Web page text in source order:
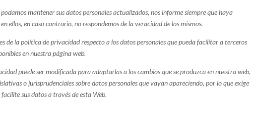
mantener sus datos personales actualizados, nos informe siempre que haya
ellos, en caso contrario, no respondemos de la veracidad de los mismos.
de la política de privacidad respecto a los datos personales que pueda facilitar a terceros
en nuestra página web.
puede ser modificada para adaptarlas a los cambios que se produzca en nuestra web,
o jurisprudenciales sobre datos personales que vayan apareciendo, por lo que exige
sus datos a través de esta Web.